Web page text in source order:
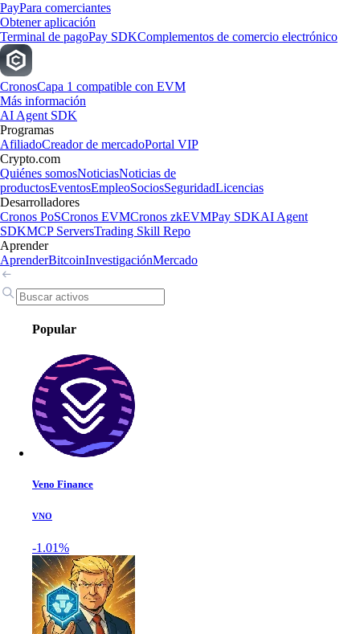
PayPara comerciantes
Obtener aplicación
Terminal de pagoPay SDKComplementos de comercio electrónico
CronosCapa 1 compatible con EVM
Más información
AI Agent SDK
Programas
AfiliadoCreador de mercadoPortal VIP
Crypto.com
Quiénes somosNoticiasNoticias de
productosEventosEmpleoSociosSeguridadLicencias
Desarrolladores
Cronos PoSCronos EVMCronos zkEVMPay SDKAI Agent
SDKMCP ServersTrading Skill Repo
Aprender
AprenderBitcoinInvestigaciónMercado
Popular
Veno Finance
VNO
-1.01%